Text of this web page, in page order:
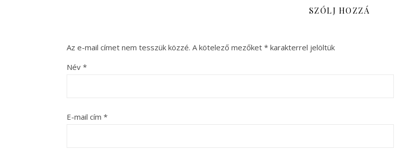
SZÓLJ HOZZÁ
Az e-mail címet nem tesszük közzé. A kötelező mezőket * karakterrel jelöltük
Név *
E-mail cím *